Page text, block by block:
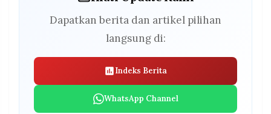
Dapatkan berita dan artikel pilihan
langsung di:
Indeks Berita
WhatsApp Channel